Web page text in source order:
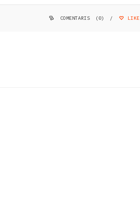
LIKE
COMENTARIS (0) /